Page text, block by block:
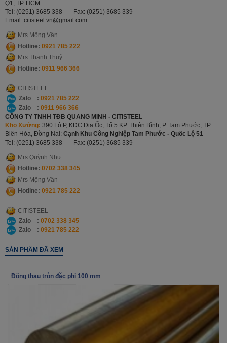
Q1, TP. HCM
Tel: (0251) 3685 338 - Fax: (0251) 3685 339
Email: citisteel.vn@gmail.com
Mrs Mộng Vân
Hotline: 0921 785 222
Mrs Thanh Thuỷ
Hotline: 0911 966 366
CITISTEEL
Zalo : 0921 785 222
Zalo : 0911 966 366
CÔNG TY TNHH TĐB QUANG MINH - CITISTEEL
Kho Xưởng: 390 Lô P, KDC Địa Ốc, Tổ 5 KP. Thiên Bình, P. Tam Phước, TP.
Biên Hòa, Đồng Nai: Cạnh Khu Công Nghiệp Tam Phước - Quốc Lộ 51
Tel: (0251) 3685 338 - Fax: (0251) 3685 339
Mrs Quỳnh Như
Hotline: 0702 338 345
Mrs Mộng Vân
Hotline: 0921 785 222
CITISTEEL
Zalo : 0702 338 345
Zalo : 0921 785 222
SẢN PHẨM ĐÃ XEM
Đồng thau tròn đặc phi 100 mm